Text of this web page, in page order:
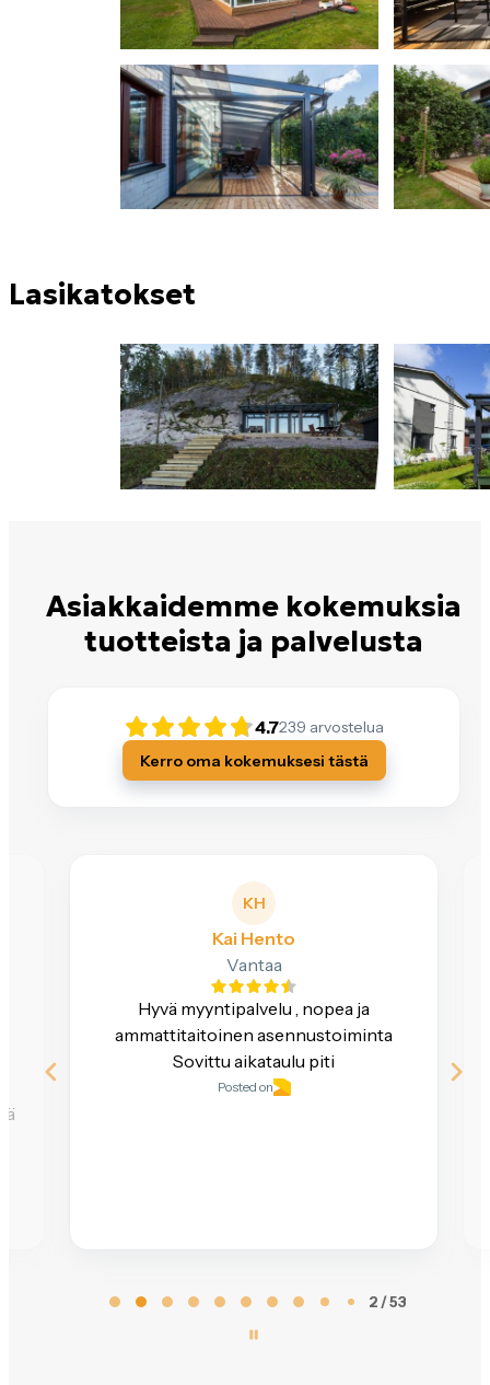
Lasikatokset
Asiakkaidemme kokemuksia
tuotteista ja palvelusta
4.7239 arvostelua
Kerro oma kokemuksesi tästä
KH
Kai Hento
Vantaa
Hyvä myyntipalvelu , nopea ja
ammattitaitoinen asennustoiminta
Sovittu aikataulu piti
Posted on
2 / 53